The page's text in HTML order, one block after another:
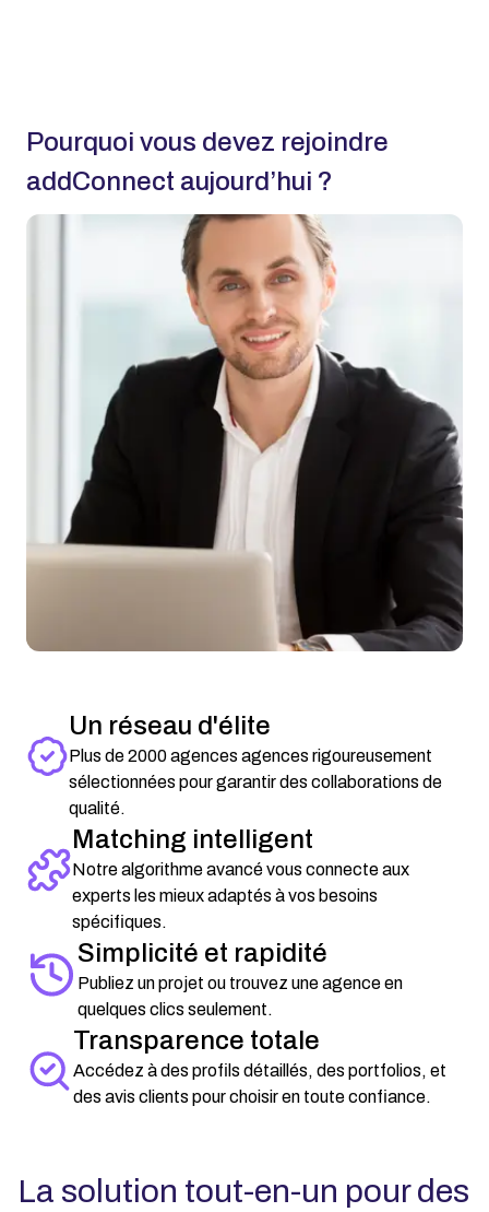
Pourquoi vous devez rejoindre
addConnect aujourd’hui ?
Un réseau d'élite
Plus de 2000 agences agences rigoureusement
sélectionnées pour garantir des collaborations de
qualité.
Matching intelligent
Notre algorithme avancé vous connecte aux
experts les mieux adaptés à vos besoins
spécifiques.
Simplicité et rapidité
Publiez un projet ou trouvez une agence en
quelques clics seulement.
Transparence totale
Accédez à des profils détaillés, des portfolios, et
des avis clients pour choisir en toute confiance.
La solution tout-en-un pour des